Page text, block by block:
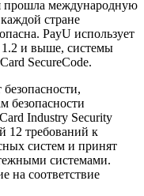
прошла международную
стране
PayU использует
1.2 и выше, системы
SecureCode.
безопасности
Industry Security
12 требований к
систем и принят
системами.
на соответствие